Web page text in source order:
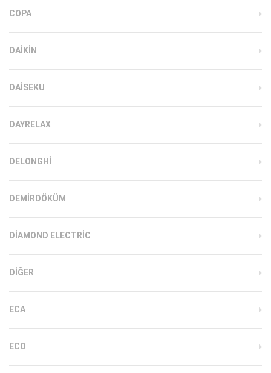
COPA
DAIKIN
DAISEKU
DAYRELAX
DELONGHI
DEMIRDÖKÜM
DIAMOND ELECTRIC
DIĞER
ECA
ECO